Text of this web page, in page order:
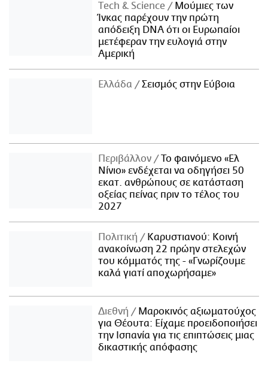
Τech & Science
Μούμιες των
Ίνκας παρέχουν την πρώτη
απόδειξη DNA ότι οι Ευρωπαίοι
μετέφεραν την ευλογιά στην
Αμερική
Ελλάδα Σεισμός στην Εύβοια
Περιβάλλον
Το φαινόμενο «Ελ
Νίνιο» ενδέχεται να οδηγήσει 50
εκατ. ανθρώπους σε κατάσταση
οξείας πείνας πριν το τέλος του
2027
Πολιτική
Καρυστιανού: Κοινή
ανακοίνωση 22 πρώην στελεχών
του κόμματός της - «Γνωρίζουμε
καλά γιατί αποχωρήσαμε»
Διεθνή
Μαροκινός αξιωματούχος
για Θέουτα: Είχαμε προειδοποιήσει
την Ισπανία για τις επιπτώσεις μιας
δικαστικής απόφασης